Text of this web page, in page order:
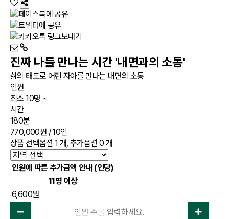
진짜 나를 만나는 시간 '내면과의 소통'
삶의 태도로 어린 자아를 만나는 내면의 소통
인원
최소 10명 ~
시간
180분
770,000원 / 10인
상품 선택옵션 1 개, 추가옵션 0 개
인원에 따른 추가금액 안내 (인당)
11명 이상
6,600원